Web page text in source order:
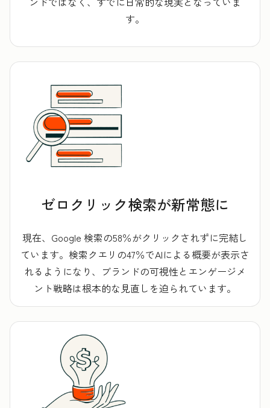
す。
ゼロクリック検索が新常態に
現在、Google 検索の58％がクリックされずに完結し
ています。検索クエリの47％でAIによる概要が表示さ
れるようになり、ブランドの可視性とエンゲージメ
ント戦略は根本的な見直しを迫られています。